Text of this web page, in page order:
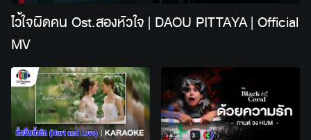
ไว้ใจผิดคน Ost.สองหัวใจ | DAOU PITTAYA | Official
MV